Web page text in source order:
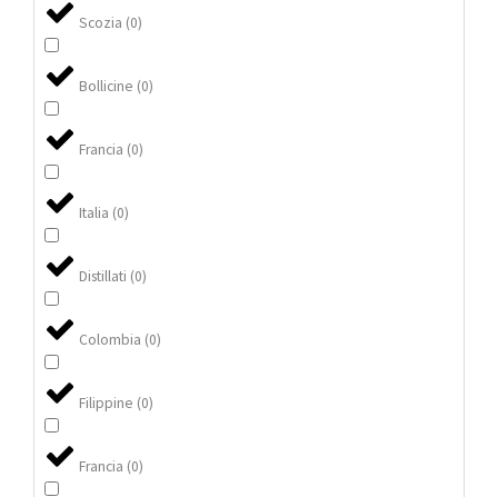
Scozia (0)
Bollicine (0)
Francia (0)
Italia (0)
Distillati (0)
Colombia (0)
Filippine (0)
Francia (0)